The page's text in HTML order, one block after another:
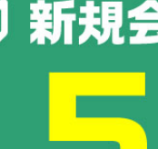
【隔週セール】パワフ